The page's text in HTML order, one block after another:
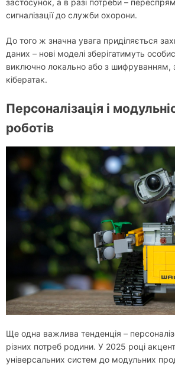
застосунок, а в разі потреби –
сигналізації до служби охорони.
До того ж значна увага приділяється
даних – нові моделі зберігатимуть
виключно локально або з шифруванням,
кібератак.
Персоналізація і
роботів
Ще одна важлива тенденція –
різних потреб родини. У 2025 році
універсальних систем до модульних